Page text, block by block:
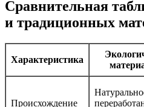
Сравнительная
и традиционных
Характеристика
Происхождение